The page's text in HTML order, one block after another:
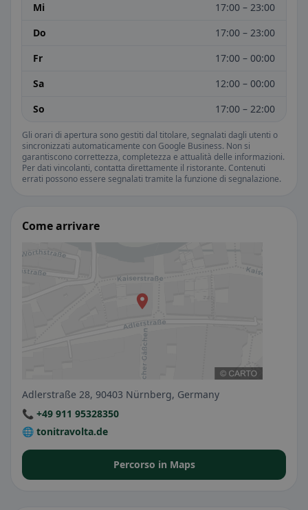
Mi
17:00 – 23:00
Do
17:00 – 23:00
Fr
17:00 – 00:00
Sa
12:00 – 00:00
So
17:00 – 22:00
Gli orari di apertura sono gestiti dal titolare, segnalati dagli utenti o
sincronizzati automaticamente con Google Business. Non si
garantiscono correttezza, completezza e attualità delle informazioni.
Per dati vincolanti, contatta direttamente il ristorante. Contenuti
errati possono essere segnalati tramite la funzione di segnalazione.
Come arrivare
Adlerstraße 28, 90403 Nürnberg, Germany
📞 +49 911 95328350
🌐 tonitravolta.de
Percorso in Maps